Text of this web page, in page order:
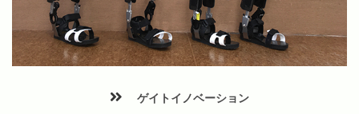
ゲイトイノベーション